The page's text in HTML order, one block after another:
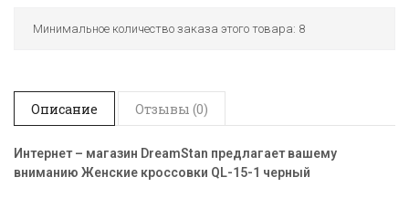
Минимальное количество заказа этого товара: 8
Описание Отзывы (0)
Интернет – магазин DreamStan предлагает вашему
вниманию Женские кроссовки QL-15-1 черный